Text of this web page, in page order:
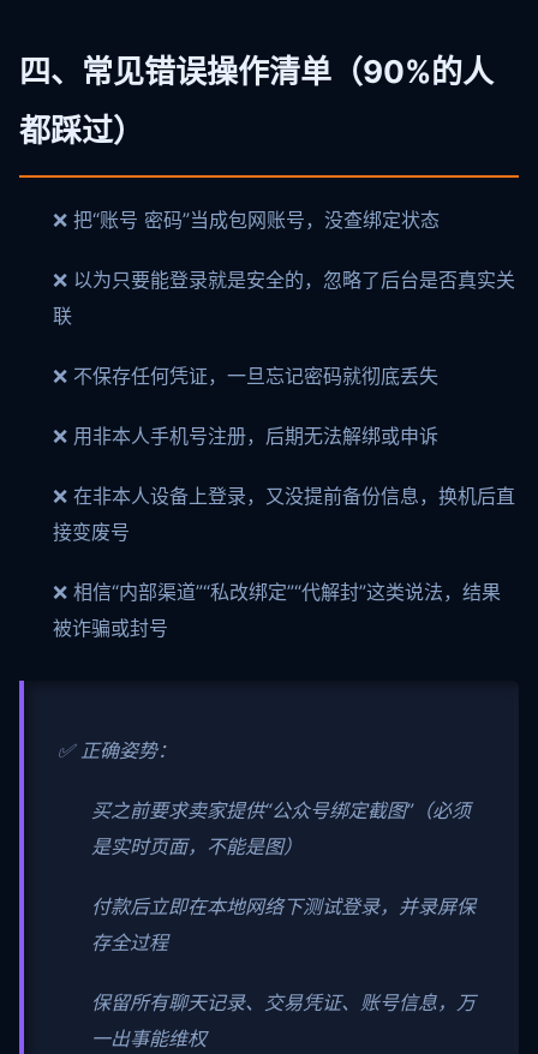
四、常见错误操作清单（90%的人
都踩过）
❌ 把“账号 密码”当成包网账号，没查绑定状态
❌ 以为只要能登录就是安全的，忽略了后台是否真实关
联
❌ 不保存任何凭证，一旦忘记密码就彻底丢失
❌ 用非本人手机号注册，后期无法解绑或申诉
❌ 在非本人设备上登录，又没提前备份信息，换机后直
接变废号
❌ 相信“内部渠道”“私改绑定”“代解封”这类说法，结果
被诈骗或封号
✅ 正确姿势：
买之前要求卖家提供“公众号绑定截图”（必须
是实时页面，不能是图）
付款后立即在本地网络下测试登录，并录屏保
存全过程
保留所有聊天记录、交易凭证、账号信息，万
一出事能维权